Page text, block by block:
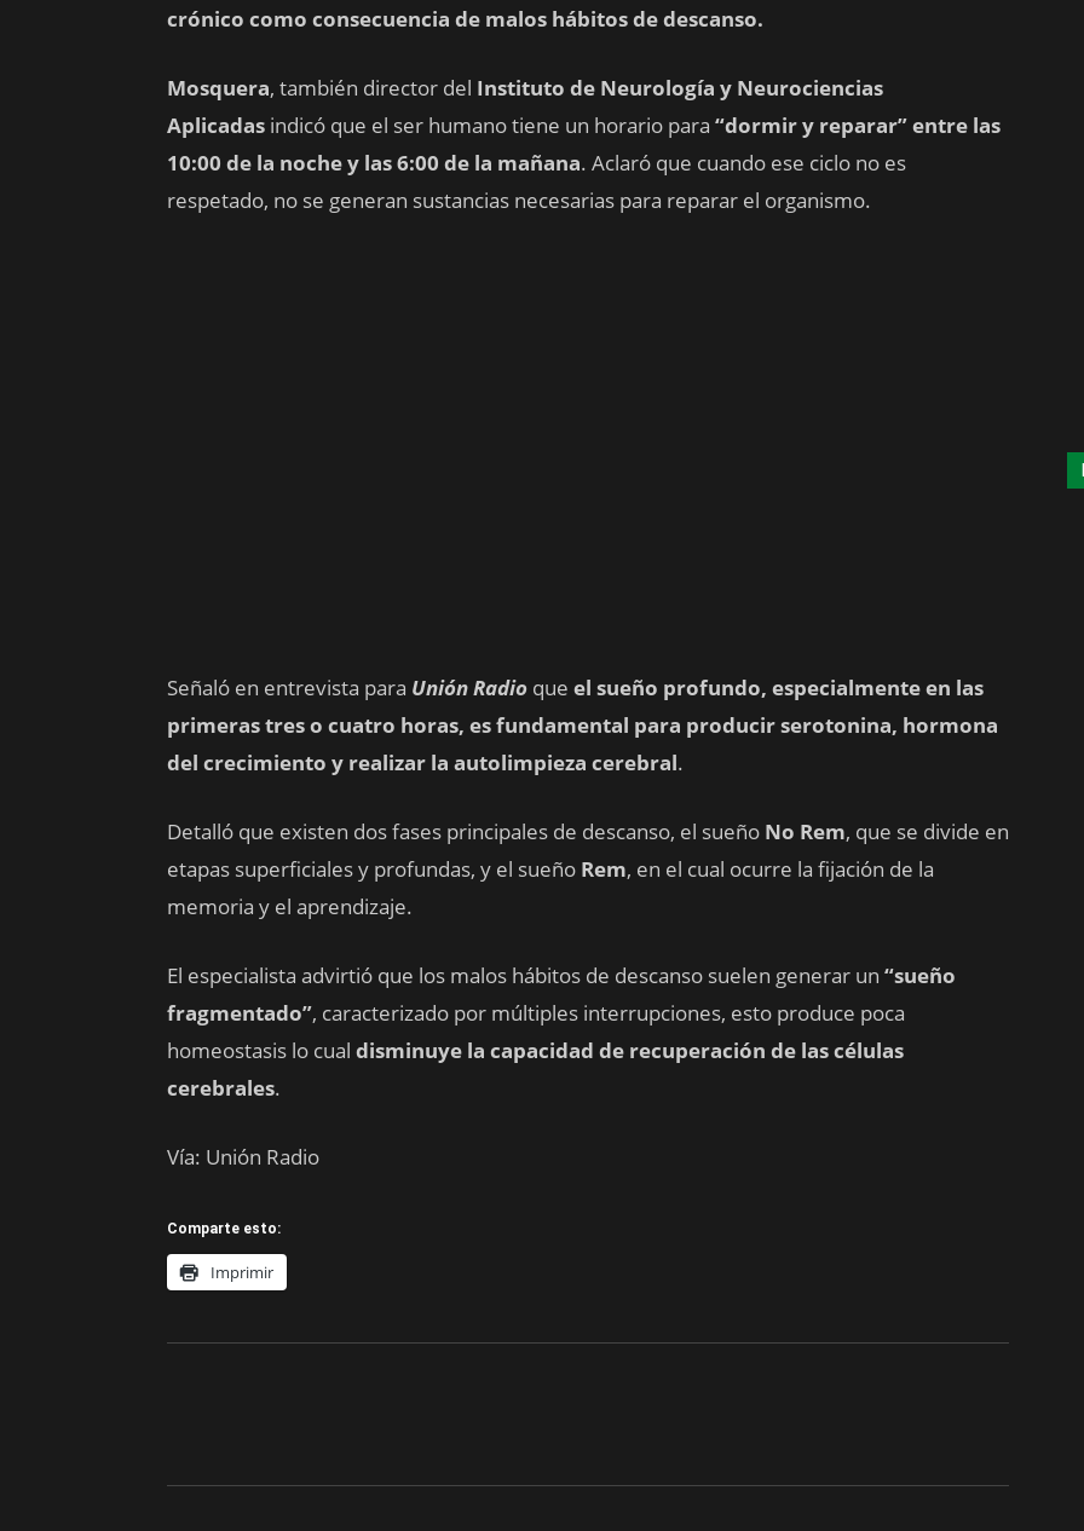
crónico como consecuencia de malos hábitos de descanso.
Mosquera, también director del Instituto de Neurología y Neurociencias
Aplicadas indicó que el ser humano tiene un horario para “dormir y reparar”entre las
10:00 de la noche y las 6:00 de la mañana. Aclaró que cuando ese ciclo no es
respetado, no se generan sustancias necesarias para reparar el organismo.
Señaló en entrevista para Unión Radio que el sueño profundo, especialmente en las
primeras tres o cuatro horas, es fundamental para producir serotonina, hormona
del crecimiento y realizar la autolimpieza cerebral.
Detalló que existen dos fases principales de descanso, el sueño No Rem, que se divide en
etapas superficiales y profundas, y el sueño Rem, en el cual ocurre la fijación de la
memoria y el aprendizaje.
El especialista advirtió que los malos hábitos de descanso suelen generar un “sueño
fragmentado”, caracterizado por múltiples interrupciones, esto produce poca
homeostasis lo cual disminuye la capacidad de recuperación de las células
cerebrales.
Vía: Unión Radio
Comparte esto:
Imprimir